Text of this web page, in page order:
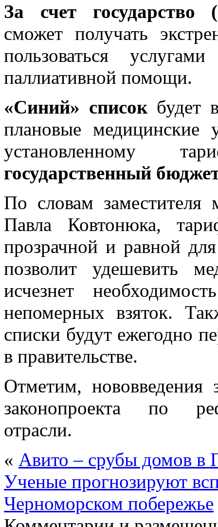
За счет государство
сможет получать
пользоваться
паллиативной помощи.
«Синий» списокбудет
плановые медицинские
установленному
государственный
По словам заместителя
Павла Ковтонюка,
прозрачной и равной
позволит удешевить
исчезнет
непомерных взяток.
списки будут ежегодно
в правительстве.
Отметим, нововведения
законопроекта по
отрасли.
« Авито – срубы домов в
Ученые прогнозируют
Черноморском побережье